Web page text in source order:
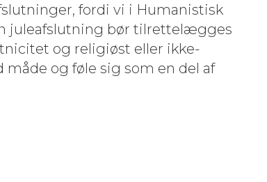
fordi vi i Humanistisk
juleafslutning bør tilrettelægges
og religiøst eller ikke-
og føle sig som en del af